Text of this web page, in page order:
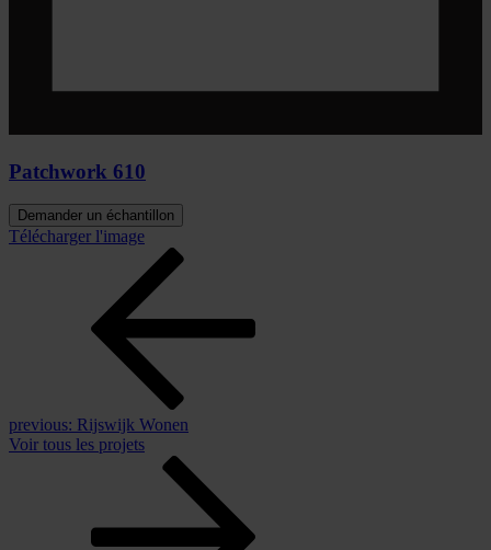
Patchwork 610
Demander un échantillon
Télécharger l'image
previous: Rijswijk Wonen
Voir tous les projets